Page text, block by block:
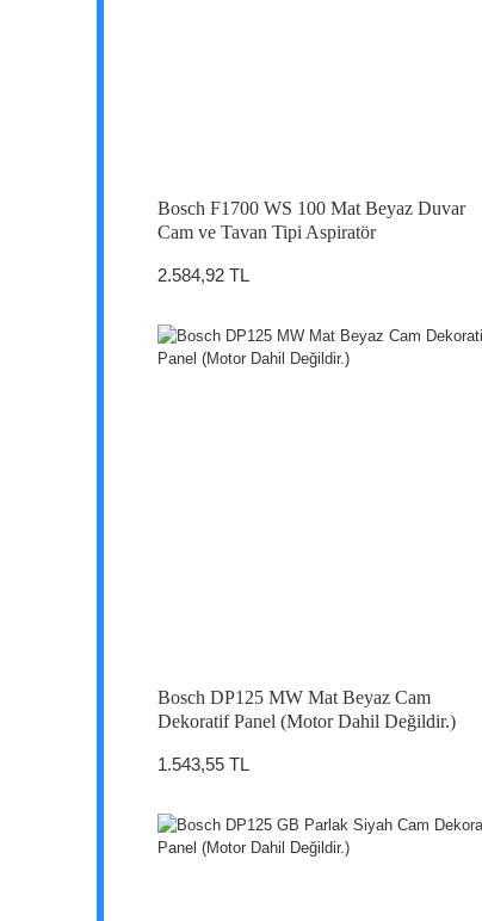
Bosch F1700 WS 100 Mat Beyaz Duvar
Cam ve Tavan Tipi Aspiratör
2.584,92 TL
Bosch DP125 MW Mat Beyaz Cam
Dekoratif Panel (Motor Dahil Değildir.)
1.543,55 TL